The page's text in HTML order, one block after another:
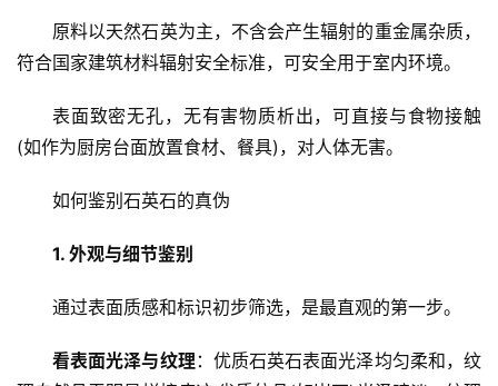
原料以天然石英为主，不含会产生辐射的重金属杂质，
符合国家建筑材料辐射安全标准，可安全用于室内环境。
表面致密无孔，无有害物质析出，可直接与食物接触
(如作为厨房台面放置食材、餐具)，对人体无害。
如何鉴别石英石的真伪
1. 外观与细节鉴别
通过表面质感和标识初步筛选，是最直观的第一步。
看表面光泽与纹理 ：优质石英石表面光泽均匀柔和，纹